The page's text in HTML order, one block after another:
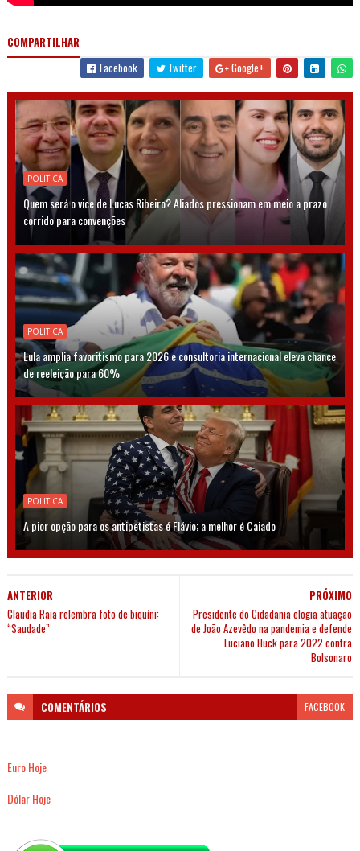
COMPARTILHAR
Facebook
Twitter Google+
POLITICA
Quem será o vice de Lucas Ribeiro? Aliados pressionam em meio a prazo
corrido para convenções
POLITICA
Lula amplia favoritismo para 2026 e consultoria internacional eleva chance
de reeleição para 60%
POLITICA
A pior opção para os antipetistas é Flávio; a melhor é Caiado
PRÓXIMO
Presidente do Cidadania elogia atuação
de João Azevêdo na pandemia e defende
Luciano Huck para 2022 contra
Bolsonaro
ANTERIOR
Claudia Raia relembra foto de biquíni:
“Saudade”
COMENTÁRIOS FACEBOOK
Euro Hoje
Dólar Hoje